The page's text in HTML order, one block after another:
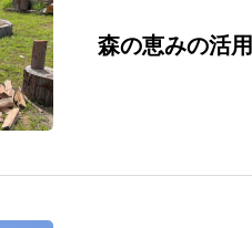
森の恵みの活